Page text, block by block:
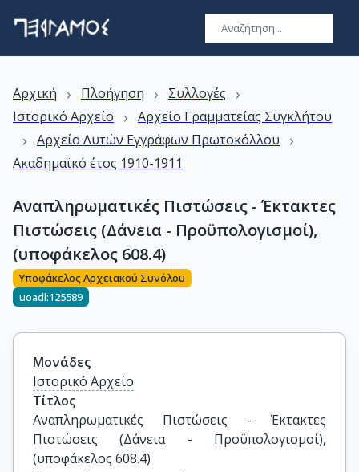
Αρχική › Πλοήγηση › Συλλογές ›
Ιστορικό Αρχείο › Αρχείο Γραμματείας Συγκλήτου
› Αρχείο Λυτών Εγγράφων Πρωτοκόλλου ›
Ακαδημαϊκό έτος 1910-1911
Αναπληρωματικές Πιστώσεις - Έκτακτες
Πιστώσεις (Δάνεια - Προϋπολογισμοί),
(υποφάκελος 608.4)
Υποφάκελος Αρχειακού Συνόλου
uoadl:125589
Μονάδες
Ιστορικό Αρχείο
Τίτλος
Αναπληρωματικές Πιστώσεις - Έκτακτες
Πιστώσεις (Δάνεια - Προϋπολογισμοί),
(υποφάκελος 608.4)